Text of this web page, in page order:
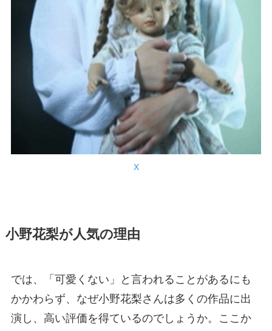
X
小野花梨が人気の理由
では、「可愛くない」と言われることがあるにも
かかわらず、なぜ小野花梨さんは多くの作品に出
演し、高い評価を得ているのでしょうか。ここか